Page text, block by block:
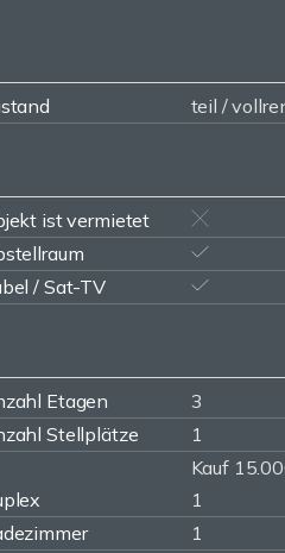
teil /
ist vermietet
/ Sat-TV
Etagen
3
Stellplätze 1
Kauf
1
1